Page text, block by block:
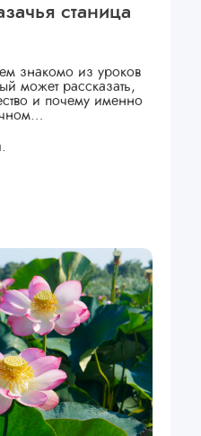
станица
знакомо из уроков
может рассказать,
и почему именно